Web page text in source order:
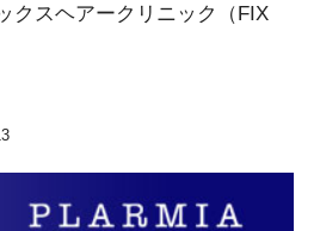
クスヘアークリニック（FIX